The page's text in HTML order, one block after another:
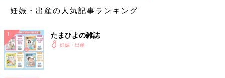
た。しかし、腫瘍は変わらず13cm前後でした。
不安の中で出産。しかし、腫瘍はそのまま…？
先生のアドバイスで一時は安心しますが、夜になると不安がよみ
妊娠・出産の人気記事ランキング
たまひよの雑誌
妊娠・出産